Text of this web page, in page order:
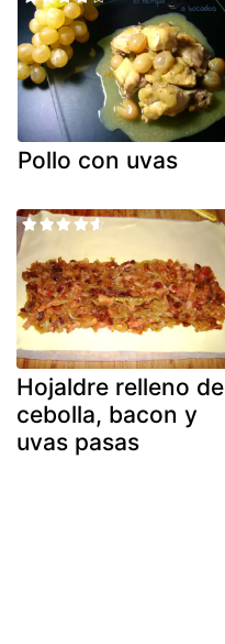
Pollo con uvas
Hojaldre relleno de
cebolla, bacon y
uvas pasas